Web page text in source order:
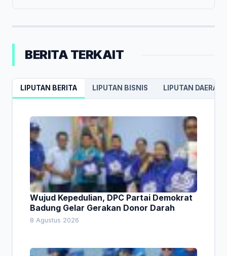
BERITA TERKAIT
LIPUTAN BERITA LIPUTAN BISNIS LIPUTAN DAERAH
Wujud Kepedulian, DPC Partai Demokrat
Badung Gelar Gerakan Donor Darah
8 Agustus 2026